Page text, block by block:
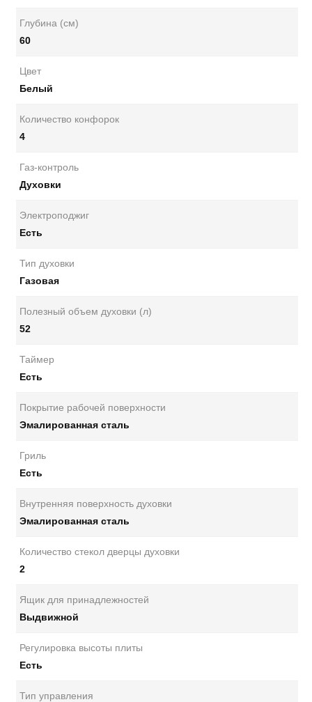
Глубина (см)
60
Цвет
Белый
Количество конфорок
4
Газ-контроль
Духовки
Электроподжиг
Есть
Тип духовки
Газовая
Полезный объем духовки (л)
52
Таймер
Есть
Покрытие рабочей поверхности
Эмалированная сталь
Гриль
Есть
Внутренняя поверхность духовки
Эмалированная сталь
Количество стекол дверцы духовки
2
Ящик для принадлежностей
Выдвижной
Регулировка высоты плиты
Есть
Тип управления